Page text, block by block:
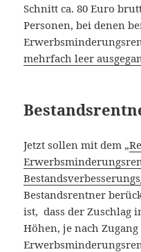
Schnitt ca. 80 Euro
Personen, bei denen
mehrfach leer
Jetzt sollen mit dem „
Bestandsrentner
ist, dass der Zuschlag
Höhen, je nach